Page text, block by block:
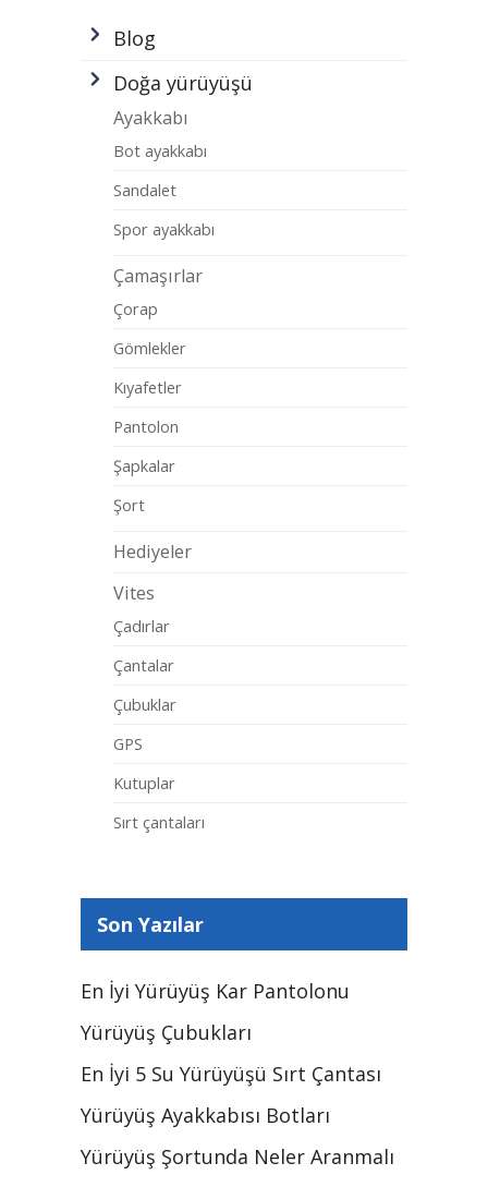
Blog
Doğa yürüyüşü
Ayakkabı
Bot ayakkabı
Sandalet
Spor ayakkabı
Çamaşırlar
Çorap
Gömlekler
Kıyafetler
Pantolon
Şapkalar
Şort
Hediyeler
Vites
Çadırlar
Çantalar
Çubuklar
GPS
Kutuplar
Sırt çantaları
Son Yazılar
En İyi Yürüyüş Kar Pantolonu
Yürüyüş Çubukları
En İyi 5 Su Yürüyüşü Sırt Çantası
Yürüyüş Ayakkabısı Botları
Yürüyüş Şortunda Neler Aranmalı